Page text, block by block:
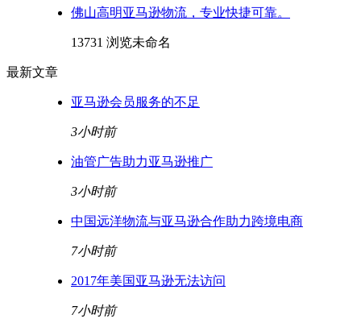
佛山高明亚马逊物流，专业快捷可靠。
13731 浏览未命名
最新文章
亚马逊会员服务的不足
3小时前
油管广告助力亚马逊推广
3小时前
中国远洋物流与亚马逊合作助力跨境电商
7小时前
2017年美国亚马逊无法访问
7小时前